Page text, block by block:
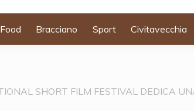
Food Bracciano Sport Civitavecchia
SHORT FILM FESTIVAL DEDICA